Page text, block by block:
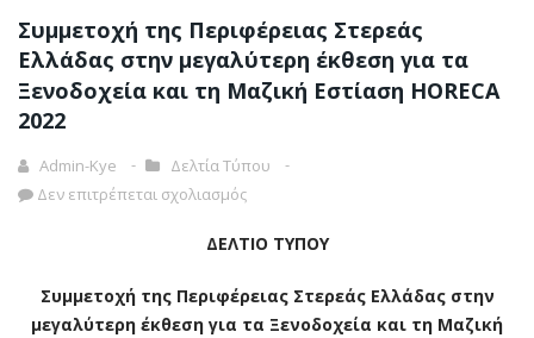
Συμμετοχή της Περιφέρειας Στερεάς
Ελλάδας στην μεγαλύτερη έκθεση για τα
Ξενοδοχεία και τη Μαζική Εστίαση HORECA
2022
Admin-Kye
Δελτία Τύπου
Δεν επιτρέπεται σχολιασμός
ΔΕΛΤΙΟ ΤΥΠΟΥ
Συμμετοχή της Περιφέρειας Στερεάς Ελλάδας στην
μεγαλύτερη έκθεση για τα Ξενοδοχεία και τη Μαζική